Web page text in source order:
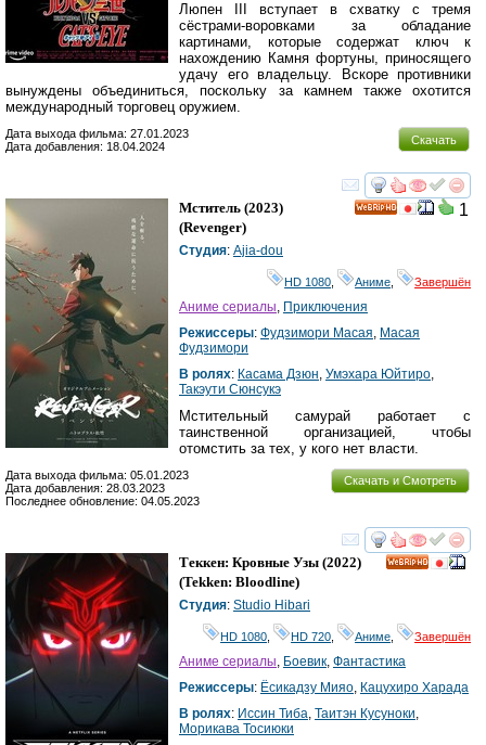
Люпен III вступает в схватку с тремя
сёстрами-воровками за обладание
картинами, которые содержат ключ к
нахождению Камня фортуны, приносящего
удачу его владельцу. Вскоре противники
вынуждены объединиться, поскольку за камнем также охотится
международный торговец оружием.
Скачать
Дата выхода фильма: 27.01.2023
Дата добавления: 18.04.2024
смотреть
1
Мститель (2023)
(Revenger)
Студия: Ajia-dou
HD 1080 Аниме Завершён
Аниме сериалы, Приключения
Режиссеры: Фудзимори Масая, Масая
Фудзимори
В ролях: Касама Дзюн, Умэхара Юйтиро,
Такэути Сюнсукэ
Мстительный самурай работает с
таинственной организацией, чтобы
отомстить за тех, у кого нет власти.
Скачать и Смотреть
Дата выхода фильма: 05.01.2023
Дата добавления: 28.03.2023
Последнее обновление: 04.05.2023
смотреть
Теккен: Кровные Узы (2022)
(Tekken: Bloodline)
Студия: Studio Hibari
HD 1080 HD 720 Аниме Завершён
Аниме сериалы, Боевик, Фантастика
Режиссеры: Ёсикадзу Мияо, Кацухиро Харада
В ролях: Иссин Тиба, Таитэн Кусуноки,
Морикава Тосиюки